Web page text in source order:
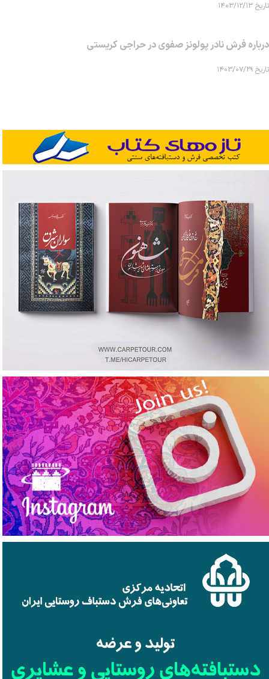
تاریخ ۱۴۰۳/۱۲/۱۳
درباره فرش نادر پولونز صفوی در حراجی کریستی
تاریخ ۱۴۰۳/۰۷/۲۹